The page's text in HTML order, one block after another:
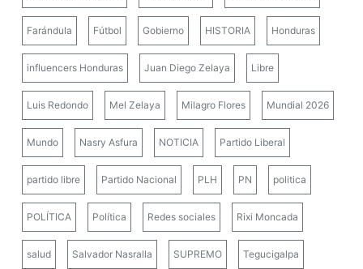
Farándula Fútbol Gobierno HISTORIA Honduras
influencers Honduras Juan Diego Zelaya Libre
Luis Redondo Mel Zelaya Milagro Flores Mundial 2026
Mundo Nasry Asfura NOTICIA Partido Liberal
partido libre Partido Nacional PLH PN politica
POLÍTICA Política Redes sociales Rixi Moncada
salud Salvador Nasralla SUPREMO Tegucigalpa